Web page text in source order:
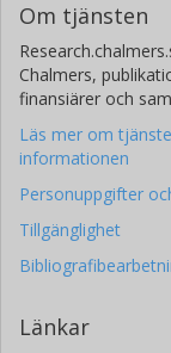
Om tjänsten
Chalmers,
finansiärer och
Läs mer om
informationen
Personuppgifter
Tillgänglighet
Länkar